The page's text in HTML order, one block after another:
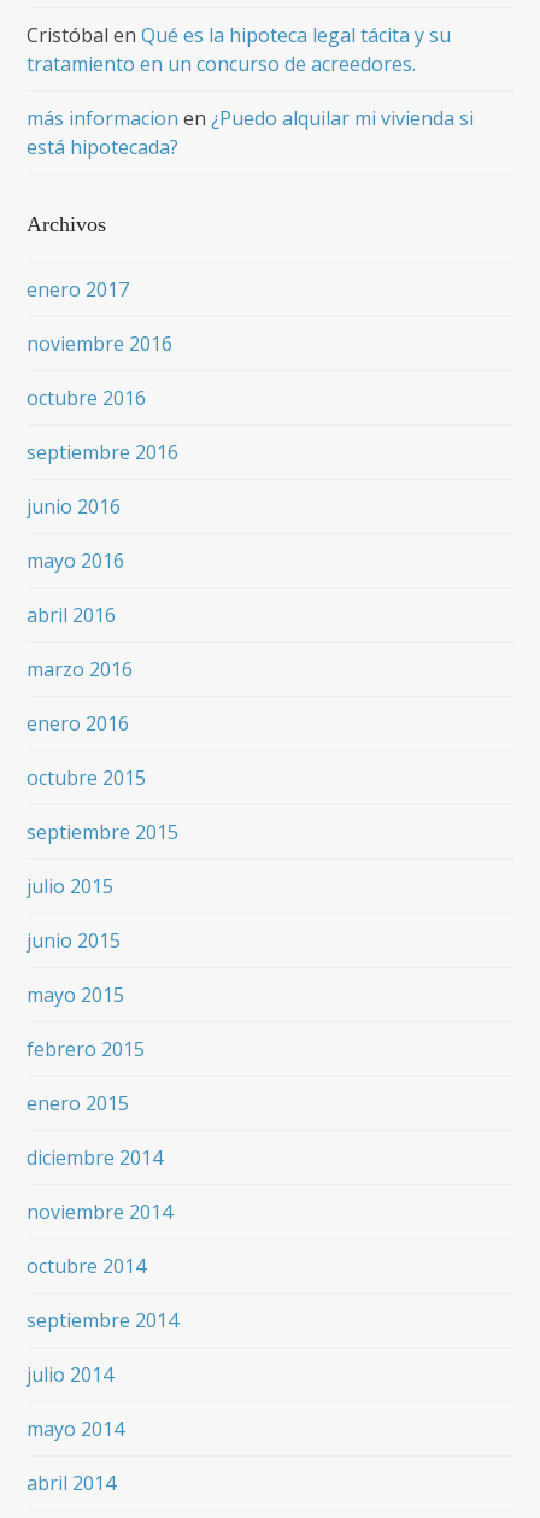
Cristóbal enQué es la hipoteca legal tácita y su
tratamiento en un concurso de acreedores.
más informacion en¿Puedo alquilar mi vivienda si
está hipotecada?
Archivos
enero 2017
noviembre 2016
octubre 2016
septiembre 2016
junio 2016
mayo 2016
abril 2016
marzo 2016
enero 2016
octubre 2015
septiembre 2015
julio 2015
junio 2015
mayo 2015
febrero 2015
enero 2015
diciembre 2014
noviembre 2014
octubre 2014
septiembre 2014
julio 2014
mayo 2014
abril 2014